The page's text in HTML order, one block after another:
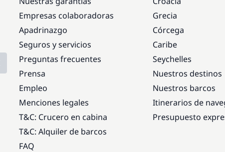
Empresas colaboradoras
Apadrinazgo
Seguros y servicios
Preguntas frecuentes
Prensa
Empleo
Menciones legales
T&C: Crucero en cabina
T&C: Alquiler de barcos
FAQ
Grecia
Córcega
Caribe
Seychelles
Nuestros destinos
Nuestros barcos
Itinerarios de
Presupuesto